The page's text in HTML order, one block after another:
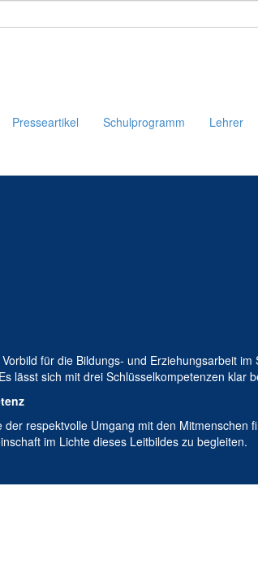
Presseartikel Schulprogramm Lehrer
für die Bildungs- und Erziehungsarbeit im
lässt sich mit drei Schlüsselkompetenzen klar
respektvolle Umgang mit den Mitmenschen
im Lichte dieses Leitbildes zu begleiten.